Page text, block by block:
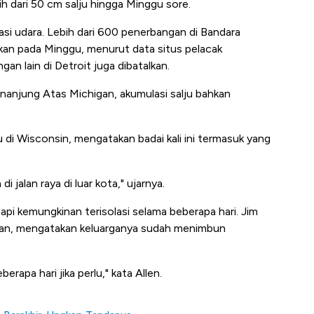
dari 50 cm salju hingga Minggu sore.
udara. Lebih dari 600 penerbangan di Bandara
pada Minggu, menurut data situs pelacak
lain di Detroit juga dibatalkan.
Atas Michigan, akumulasi salju bahkan
Wisconsin, mengatakan badai kali ini termasuk yang
jalan raya di luar kota," ujarnya.
kemungkinan terisolasi selama beberapa hari. Jim
mengatakan keluarganya sudah menimbun
hari jika perlu," kata Allen.